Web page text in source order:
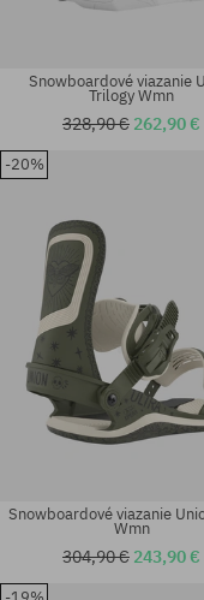
Dostupné veľkosti:
Snowboardové viazanie
Trilogy Wmn
328,90 € 262,90 €
-20%
Snowboardové viazanie
Wmn
304,90 € 243,90 €